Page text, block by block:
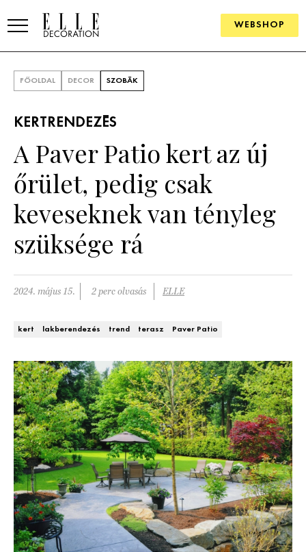
WEBSHOP
SZOBÁK
Konyha
Fürdőszoba
Nappali
Hálószoba
ÖTLETEK
Szállodák és vendégházak
Lakások
HÍRLEVÉL
FŐOLDAL DECOR SZOBÁK
KERTRENDEZÉS
A Paver Patio kert az új
őrület, pedig csak
keveseknek van tényleg
szüksége rá
2024. május 15. 2 perc olvasás ELLE
kert lakberendezés trend terasz Paver Patio